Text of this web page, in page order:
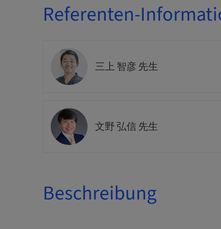
Referenten-
三上 智彦 先生
文野 弘信 先生
Beschreibung